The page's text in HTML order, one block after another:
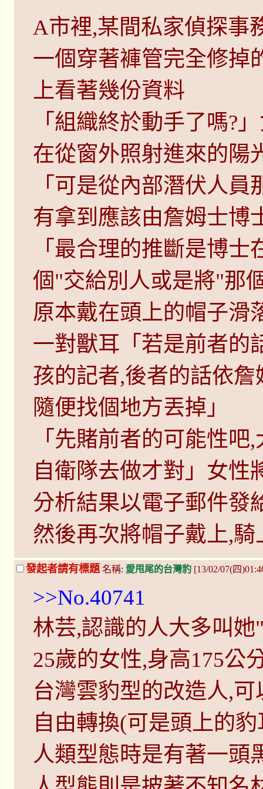
A市裡,某間私家偵探事
一個穿著褲管完全修掉
上看著幾份資料
「組織終於動手了嗎?
在從窗外照射進來的陽
「可是從內部潛伏人
有拿到應該由詹姆士博
「最合理的推斷是博
個"交給別人或是將"那
原本戴在頭上的帽子滑
一對獸耳「若是前者的
孩的記者,後者的話依
隨便找個地方丟掉」
「先賭前者的可能性
自衛隊去做才對」女性
分析結果以電子郵件發
然後再次將帽子戴上,
發起者請有標題 名稱: 愛甩尾的台灣豹 [13/02/07(四
>>No.40741
林芸,認識的人大多叫
25歲的女性,身高175公
台灣雲豹型的改造人,
自由轉換(可是頭上的
人類型態時是有著一頭